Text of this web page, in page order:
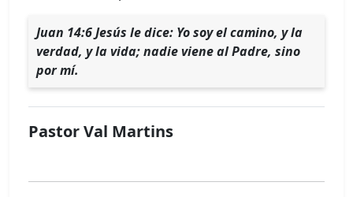
Juan 14:6 Jesús le dice: Yo soy el camino, y la
verdad, y la vida; nadie viene al Padre, sino
por mí.
Pastor Val Martins